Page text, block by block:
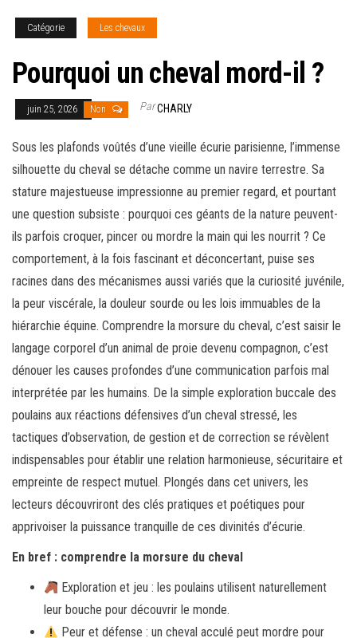
Catégorie Les chevaux
Pourquoi un cheval mord-il ?
juin 25, 2026 Non ParCHARLY
Sous les plafonds voûtés d’une vieille écurie parisienne, l’immense
silhouette du cheval se détache comme un navire terrestre. Sa
stature majestueuse impressionne au premier regard, et pourtant
une question subsiste : pourquoi ces géants de la nature peuvent-
ils parfois croquer, pincer ou mordre la main qui les nourrit ? Ce
comportement, à la fois fascinant et déconcertant, puise ses
racines dans des mécanismes aussi variés que la curiosité juvénile,
la peur viscérale, la douleur sourde ou les lois immuables de la
hiérarchie équine. Comprendre la morsure du cheval, c’est saisir le
langage corporel d’un animal de proie devenu compagnon, c’est
dénouer les causes profondes d’une communication parfois mal
interprétée par les humains. De la simple exploration buccale des
poulains aux réactions défensives d’un cheval stressé, les
tactiques d’observation, de gestion et de correction se révèlent
indispensables pour établir une relation harmonieuse, sécuritaire et
empreinte de respect mutuel. Plongés dans cet univers, les
lecteurs découvriront des clés pratiques et poétiques pour
apprivoiser la puissance tranquille de ces divinités d’écurie.
En bref : comprendre la morsure du cheval
Exploration et jeu : les poulains utilisent naturellement
leur bouche pour découvrir le monde.
Peur et défense : un cheval acculé peut mordre pour